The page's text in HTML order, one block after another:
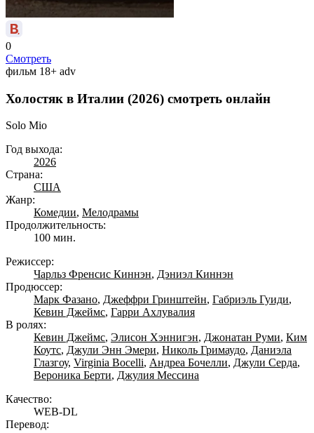
0
Смотреть
фильм 18+ adv
Холостяк в Италии (2026) смотреть онлайн
Solo Mio
Год выхода:
2026
Страна:
США
Жанр:
Комедии, Мелодрамы
Продолжительность:
100 мин.
Режиссер:
Чарльз Френсис Киннэн, Дэниэл Киннэн
Продюссер:
Марк Фазано, Джеффри Гринштейн, Габриэль Гуиди,
Кевин Джеймс, Гарри Ахлувалия
В ролях:
Кевин Джеймс, Элисон Хэннигэн, Джонатан Руми, Ким
Коутс, Джули Энн Эмери, Николь Гримаудо, Даниэла
Глазгоу, Virginia Bocelli, Андреа Бочелли, Джули Серда,
Вероника Берти, Джулия Мессина
Качество:
WEB-DL
Перевод: